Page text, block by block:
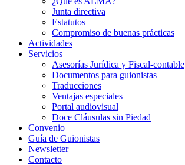
Junta directiva
Estatutos
Compromiso de buenas prácticas
Actividades
Servicios
Asesorías Jurídica y Fiscal-contable
Documentos para guionistas
Traducciones
Ventajas especiales
Portal audiovisual
Doce Cláusulas sin Piedad
Convenio
Guía de Guionistas
Newsletter
Contacto